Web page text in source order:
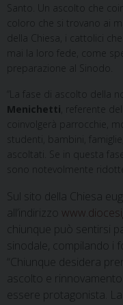
Santo. Un ascolto che
coloro che si trovano ai
della Chiesa, i cattolici
mai la loro fede, come
preparazione al Sinodo.
“La fase di ascolto della
Menichetti , referente
coinvolgerà parrocchie,
studenti, bambini,
ascoltati. Se in questa
sono notevolmente
Sul sito della Chiesa
all’indirizzo
chiunque può sentirsi
sinodale, compilando i
“Chiunque desidera
ascolto e
essere protagonista.